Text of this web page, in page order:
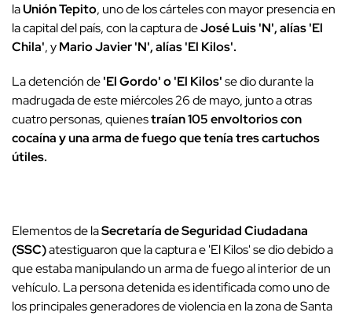
laUnión Tepito, uno de los cárteles con mayor presencia en
la capital del país, con la captura deJosé Luis 'N', alías 'El
Chila', yMario Javier 'N', alías 'El Kilos'.
La detención de'El Gordo' o 'El Kilos'se dio durante la
madrugada de este miércoles 26 de mayo, junto a otras
cuatro personas, quienestraían 105 envoltorios con
cocaína y una arma de fuego que tenía tres cartuchos
útiles.
Elementos de laSecretaría de Seguridad Ciudadana
(SSC)atestiguaron que la captura e 'El Kilos' se dio debido a
que estaba manipulando un arma de fuego al interior de un
vehículo. La persona detenida es identificada como uno de
los principales generadores de violencia en la zona de Santa